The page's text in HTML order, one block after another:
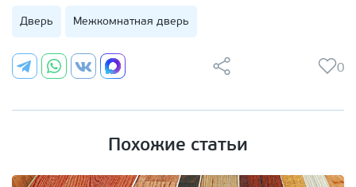
Дверь Межкомнатная дверь
0
Похожие статьи